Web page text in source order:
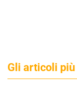
Gli articoli